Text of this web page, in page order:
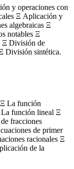
y operaciones con
Ξ Aplicación y
algebraicas Ξ
notables Ξ
Ξ División de
División sintética.
La función
La función lineal Ξ
fracciones
de primer
racionales Ξ
de la